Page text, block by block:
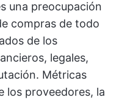
una preocupación
compras de todo
de los
legales,
Métricas
los proveedores, la